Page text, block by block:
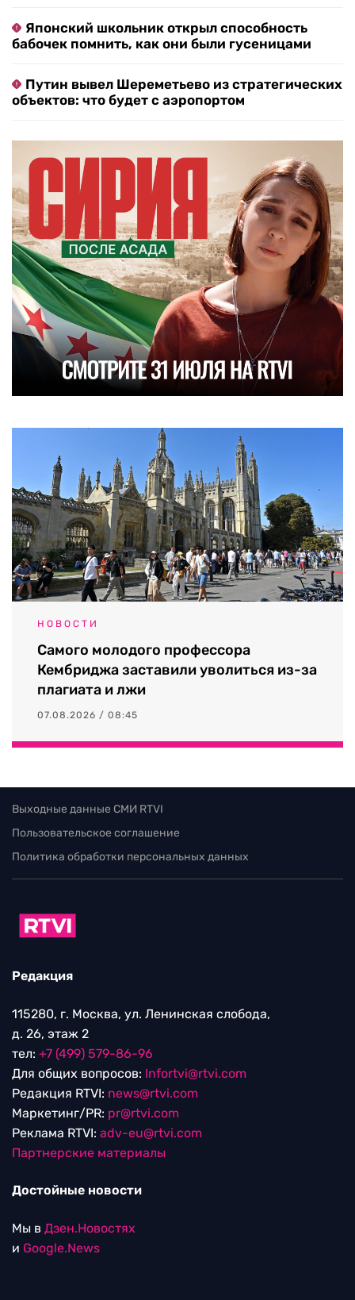
Японский школьник открыл способность
бабочек помнить, как они были гусеницами
Путин вывел Шереметьево из стратегических
объектов: что будет с аэропортом
НОВОСТИ
Самого молодого профессора
Кембриджа заставили уволиться из-за
плагиата и лжи
07.08.2026 / 08:45
Выходные данные СМИ RTVI
Пользовательское соглашение
Политика обработки персональных данных
Редакция
115280, г. Москва, ул. Ленинская слобода,
д. 26, этаж 2
тел: +7 (499) 579-86-96
Для общих вопросов: Infortvi@rtvi.com
Редакция RTVI: news@rtvi.com
Маркетинг/PR: pr@rtvi.com
Реклама RTVI: adv-eu@rtvi.com
Партнерские материалы
Достойные новости
Мы в Дзен.Новостях
и Google.News